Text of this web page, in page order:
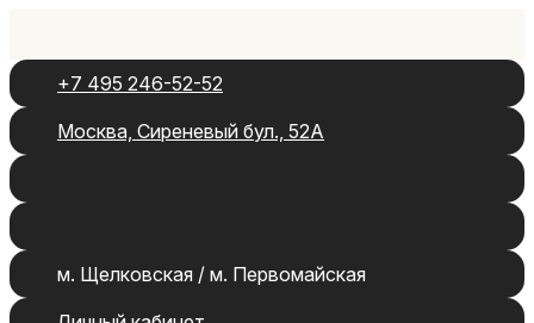
+7 495 246-52-52
Москва, Сиреневый бул., 52А
м. Щелковская / м. Первомайская